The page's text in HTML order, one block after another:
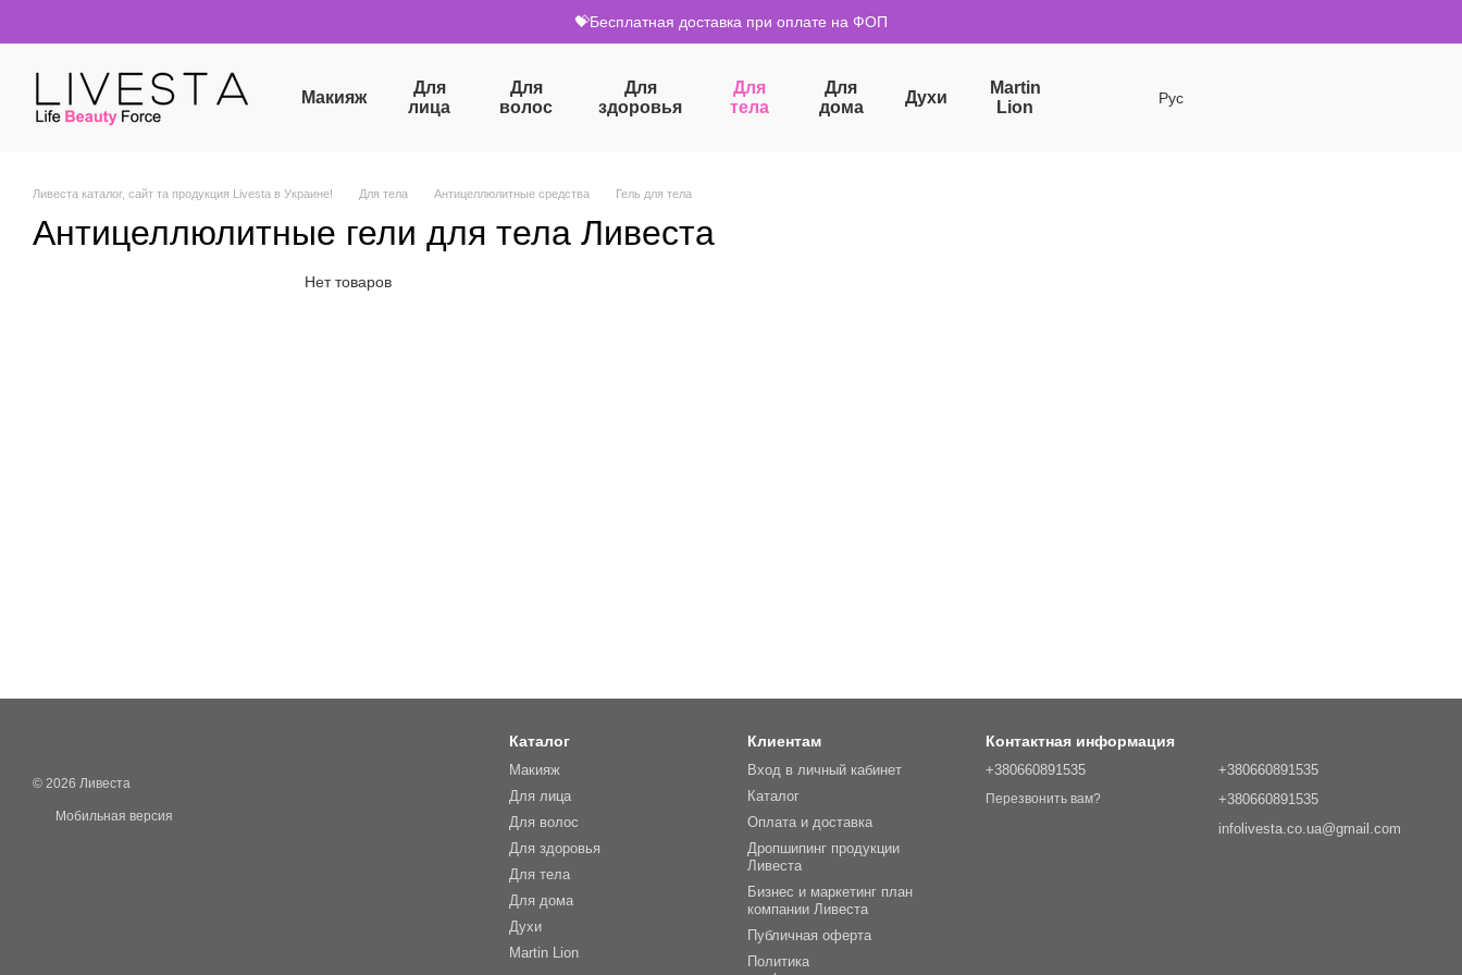
💝Бесплатная доставка при оплате на ФОП
Макияж
Для
лица
Для
волос
Для
здоровья
Для
тела
Для
дома
Духи
Martin
Lion
Рус
Ливеста каталог, сайт та продукция Livesta в Украине! Для тела Антицеллюлитные средства Гель для тела
Антицеллюлитные гели для тела Ливеста
Нет товаров
© 2026 Ливеста
Мобильная версия
Каталог
Макияж
Для лица
Для волос
Для здоровья
Для тела
Для дома
Духи
Martin Lion
Клиентам
Вход в личный кабинет
Каталог
Оплата и доставка
Дропшипинг продукции
Ливеста
Бизнес и маркетинг план
компании Ливеста
Публичная оферта
Политика
Контактная информация
+380660891535
Перезвонить вам?
+380660891535
+380660891535
infolivesta.co.ua@gmail.com